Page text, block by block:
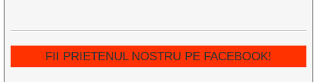
FII PRIETENUL NOSTRU PE FACEBOOK!